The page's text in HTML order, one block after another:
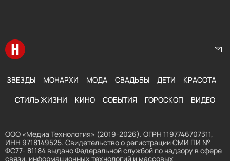
Перейти на главную
ЗВЕЗДЫ МОНАРХИ МОДА СВАДЬБЫ ДЕТИ КРАСОТА
СТИЛЬ ЖИЗНИ КИНО СОБЫТИЯ ГОРОСКОП ВИДЕО
ООО «Медиа Технология» (2019-2026). ОГРН 1197746707311,
ИНН 9718149525. Свидетельство о регистрации СМИ ПИ №
ФС77- 81184 выдано Федеральной службой по надзору в сфере
связи, информационных технологий и массовых